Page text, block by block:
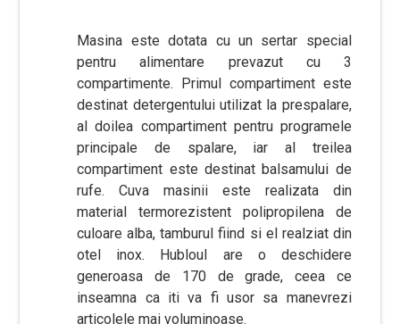
Masina este dotata cu un sertar special
pentru alimentare prevazut cu 3
compartimente. Primul compartiment este
destinat detergentului utilizat la prespalare,
al doilea compartiment pentru programele
principale de spalare, iar al treilea
compartiment este destinat balsamului de
rufe. Cuva masinii este realizata din
material termorezistent polipropilena de
culoare alba, tamburul fiind si el realziat din
otel inox. Hubloul are o deschidere
generoasa de 170 de grade, ceea ce
inseamna ca iti va fi usor sa manevrezi
articolele mai voluminoase.